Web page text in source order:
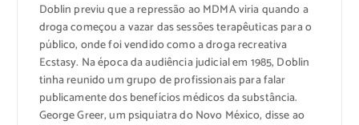
Doblin previu que a repressão ao MDMA viria quando a
droga começou a vazar das sessões terapêuticas para o
público, onde foi vendido como a droga recreativa
Ecstasy. Na época da audiência judicial em 1985, Doblin
tinha reunido um grupo de profissionais para falar
publicamente dos benefícios médicos da substância.
George Greer, um psiquiatra do Novo México, disse ao